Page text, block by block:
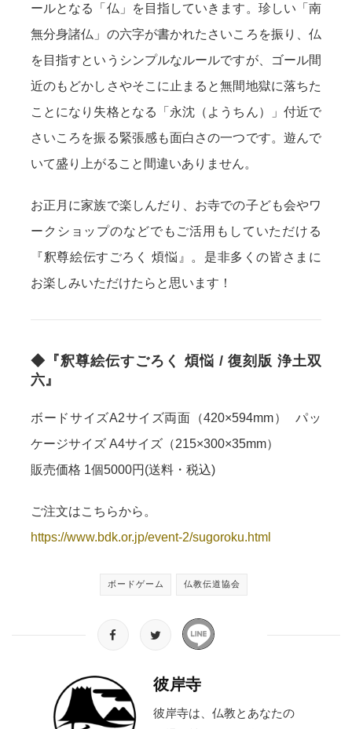
ールとなる「仏」を目指していきます。珍しい「南
無分身諸仏」の六字が書かれたさいころを振り、仏
を目指すというシンプルなルールですが、ゴール間
近のもどかしさやそこに止まると無間地獄に落ちた
ことになり失格となる「永沈（ようちん）」付近で
さいころを振る緊張感も面白さの一つです。遊んで
いて盛り上がること間違いありません。
お正月に家族で楽しんだり、お寺での子ども会やワ
ークショップのなどでもご活用もしていただける
『釈尊絵伝すごろく 煩悩』。是非多くの皆さまに
お楽しみいただけたらと思います！
◆『釈尊絵伝すごろく 煩悩 / 復刻版 浄土双
六』
ボードサイズA2サイズ両面（420×594mm） パッ
ケージサイズ A4サイズ（215×300×35mm）
販売価格 1個5000円(送料・税込)
ご注文はこちらから。
https://www.bdk.or.jp/event-2/sugoroku.html
ボードゲーム 仏教伝道協会
彼岸寺
彼岸寺は、仏教とあなたの